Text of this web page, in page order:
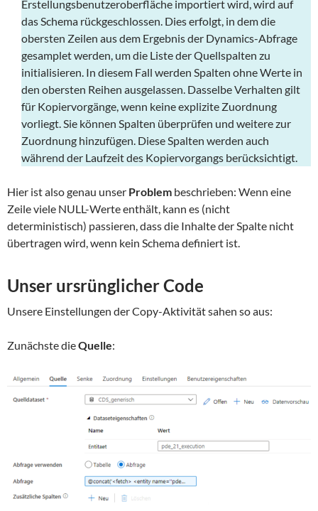
Erstellungsbenutzeroberfläche importiert wird, wird auf
das Schema rückgeschlossen. Dies erfolgt, in dem die
obersten Zeilen aus dem Ergebnis der Dynamics-Abfrage
gesamplet werden, um die Liste der Quellspalten zu
initialisieren. In diesem Fall werden Spalten ohne Werte in
den obersten Reihen ausgelassen. Dasselbe Verhalten gilt
für Kopiervorgänge, wenn keine explizite Zuordnung
vorliegt. Sie können Spalten überprüfen und weitere zur
Zuordnung hinzufügen. Diese Spalten werden auch
während der Laufzeit des Kopiervorgangs berücksichtigt.
Hier ist also genau unser Problem beschrieben: Wenn eine
Zeile viele NULL-Werte enthält, kann es (nicht
deterministisch) passieren, dass die Inhalte der Spalte nicht
übertragen wird, wenn kein Schema definiert ist.
Unser ursrünglicher Code
Unsere Einstellungen der Copy-Aktivität sahen so aus:
Zunächste dieQuelle: